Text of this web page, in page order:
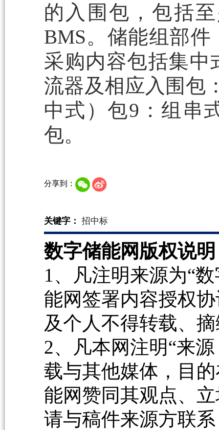
的入围包，包括
BMS。储能组部
采购内容包括集中
流器及相应入围包
中式）包9：组串
包。
分享到：
关键字： 招中标
数字储能网版权说
1、凡注明来源为“
能网签署内容授权
及个人不得转载、
2、凡本网注明“来
载与其他媒体，目
能网赞同其观点、
请与稿件来源方联